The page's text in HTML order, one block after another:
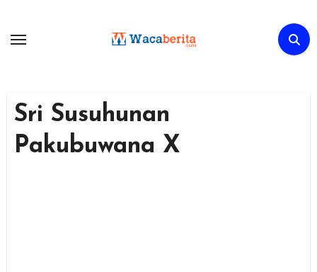
content
Sri Susuhunan
Pakubuwana X